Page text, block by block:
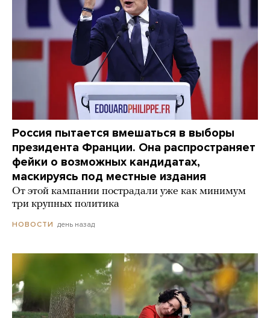
Россия пытается вмешаться в выборы
президента Франции. Она распространяет
фейки о возможных кандидатах,
маскируясь под местные издания
От этой кампании пострадали уже как минимум
три крупных политика
НОВОСТИ день назад